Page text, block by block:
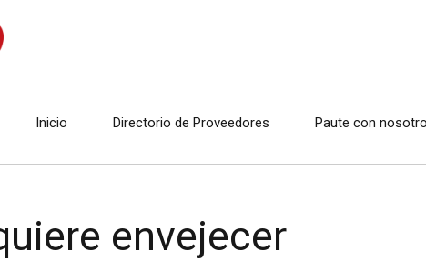
Inicio Directorio de Proveedores Paute con
envejecer